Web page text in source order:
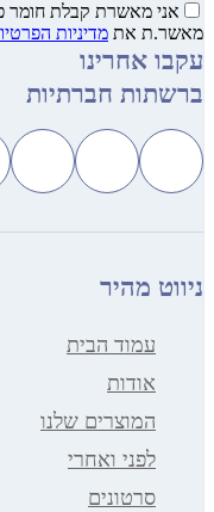
אני מאשרת קבלת חומר
מאשר.ת את מדיניות
עקבו אחרינו
ברשתות חברתיות
ניווט מהיר
עמוד הבית
אודות
המוצרים שלנו
לפני ואחרי
סרטונים